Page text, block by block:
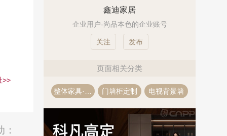
>>
鑫迪家居
企业用户-尚品本色的企业账号
发布
页面相关分类
门墙柜定制 电视背景墙